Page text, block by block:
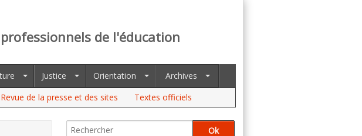
de l'éducation
Justice Orientation
Archives
Revue de la presse et des sites Textes officiels